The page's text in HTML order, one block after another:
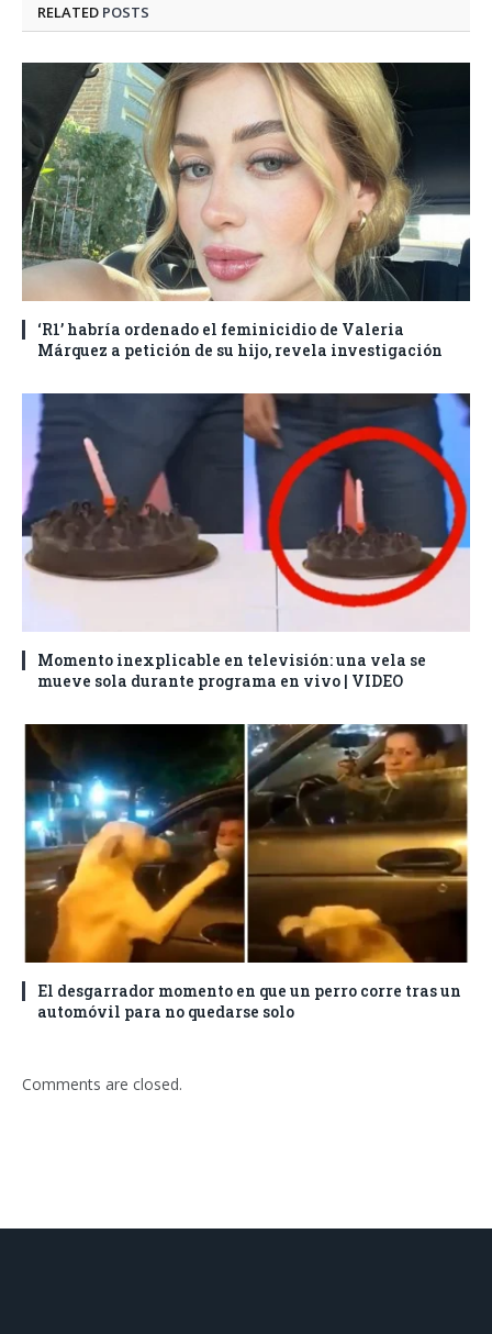
RELATED POSTS
‘R1’ habría ordenado el feminicidio de Valeria
Márquez a petición de su hijo, revela investigación
Momento inexplicable en televisión: una vela se
mueve sola durante programa en vivo | VIDEO
El desgarrador momento en que un perro corre tras un
automóvil para no quedarse solo
Comments are closed.